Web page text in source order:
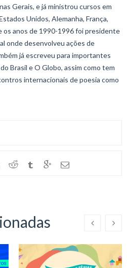
Gerais, e já ministrou cursos em
Unidos, Alemanha, França,
os anos de 1990-1996 foi presidente
onde desenvolveu ações de
já escreveu para importantes
Brasil e O Globo, assim como tem
internacionais de poesia como